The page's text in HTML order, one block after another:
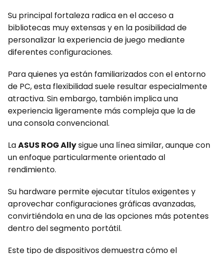
Su principal fortaleza radica en el acceso a
bibliotecas muy extensas y en la posibilidad de
personalizar la experiencia de juego mediante
diferentes configuraciones.
Para quienes ya están familiarizados con el entorno
de PC, esta flexibilidad suele resultar especialmente
atractiva. Sin embargo, también implica una
experiencia ligeramente más compleja que la de
una consola convencional.
LaASUS ROG Allysigue una línea similar, aunque con
un enfoque particularmente orientado al
rendimiento.
Su hardware permite ejecutar títulos exigentes y
aprovechar configuraciones gráficas avanzadas,
convirtiéndola en una de las opciones más potentes
dentro del segmento portátil.
Este tipo de dispositivos demuestra cómo el